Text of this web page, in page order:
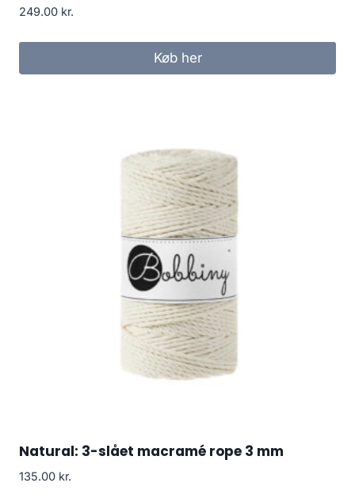
249.00 kr.
Køb her
Natural: 3-slået macramé rope 3 mm
135.00 kr.